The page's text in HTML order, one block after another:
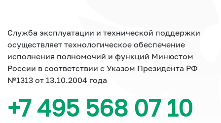
Служба эксплуатации и технической поддержки
осуществляет технологическое обеспечение
исполнения полномочий и функций Минюстом
России в соответствии с Указом Президента РФ
№1313 от 13.10.2004 года
+7 495 568 07 10